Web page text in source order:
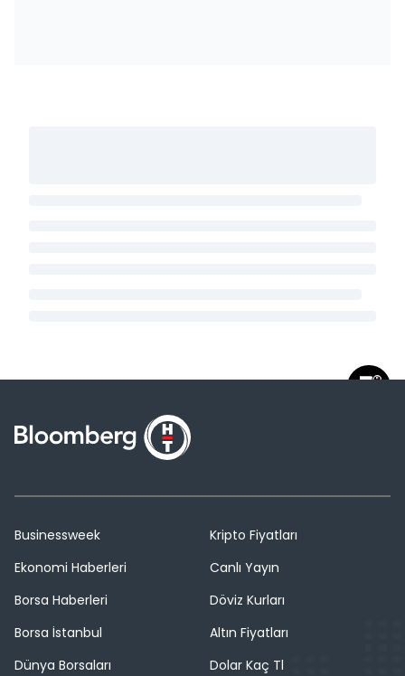
Businessweek
Ekonomi Haberleri
Borsa Haberleri
Borsa İstanbul
Dünya Borsaları
Kripto Fiyatları
Canlı Yayın
Döviz Kurları
Altın Fiyatları
Dolar Kaç Tl